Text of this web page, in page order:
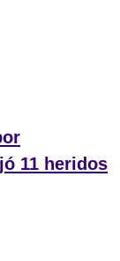
11 heridos